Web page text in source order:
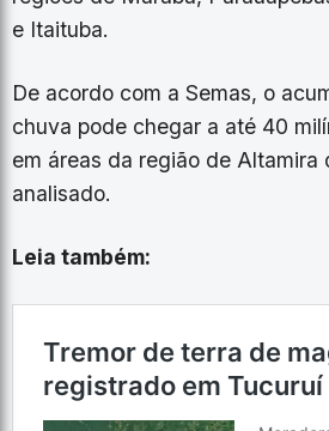
e Itaituba.
De acordo com a Semas, o
chuva pode chegar a até 40
em áreas da região de Altamira
analisado.
Leia também: